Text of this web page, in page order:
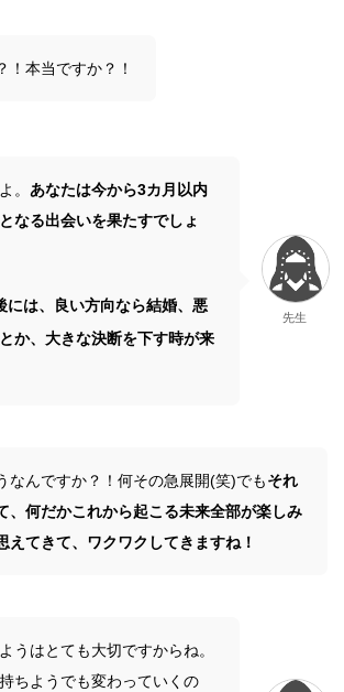
！本当ですか？！
。 あなたは今から3カ月以内
なる出会いを果たすでしょ
には、良い方向なら結婚、悪
か、大きな決断を下す時が来
先生
なんですか？！何その急展開(笑)でもそれ
、何だかこれから起こる未来全部が楽しみ
えてきて、ワクワクしてきますね！
うはとても大切ですからね。
ちようでも変わっていくの